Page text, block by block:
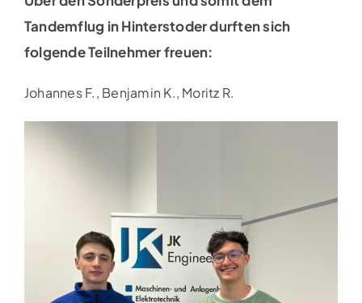
Tandemflug in Hinterstoder durften sich
folgende Teilnehmer freuen:
Johannes F., Benjamin K., Moritz R.